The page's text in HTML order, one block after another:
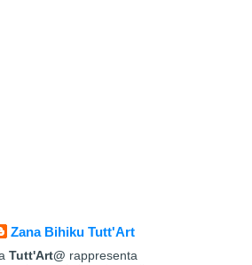
Zana Bihiku Tutt'Art
Tutt'Art@ rappresenta